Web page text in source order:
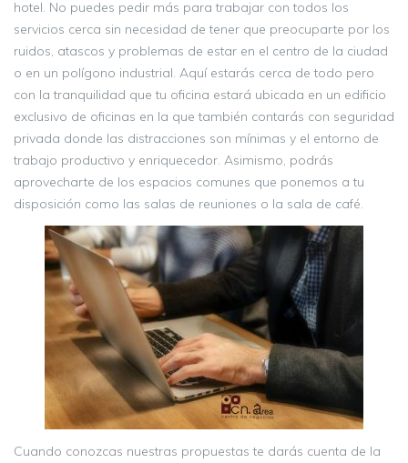
hotel. No puedes pedir más para trabajar con todos los
servicios cerca sin necesidad de tener que preocuparte por los
ruidos, atascos y problemas de estar en el centro de la ciudad
o en un polígono industrial. Aquí estarás cerca de todo pero
con la tranquilidad que tu oficina estará ubicada en un edificio
exclusivo de oficinas en la que también contarás con seguridad
privada donde las distracciones son mínimas y el entorno de
trabajo productivo y enriquecedor. Asimismo, podrás
aprovecharte de los espacios comunes que ponemos a tu
disposición como las salas de reuniones o la sala de café.
Cuando conozcas nuestras propuestas te darás cuenta de la